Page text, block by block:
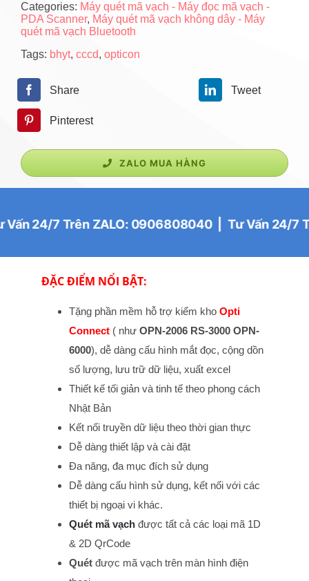
quét
mã
vạch
-
Máy
vạch
OPTICON
PX20
số
lượng
Categories: Máy quét mã vạch - Máy đọc mã vạch -
PDA Scanner, Máy quét mã vạch không dây - Máy
quét mã vạch Bluetooth
Tags: bhyt, cccd, opticon
Share Tweet
Pinterest
ZALO MUA HÀNG
Trên ZALO: 0906808040 | Tư Vấn 24/7 Trên
ĐẶC ĐIỂM NỔI BẬT:
Tặng phần mềm hỗ trợ kiểm kho Opti
Connect ( như OPN-2006 RS-3000 OPN-
6000), dễ dàng cấu hình mắt đọc, cộng dồn
số lượng, lưu trữ dữ liệu, xuất excel
Thiết kế tối giản và tinh tế theo phong cách
Nhật Bản
Kết nối truyền dữ liệu theo thời gian thực
Dễ dàng thiết lập và cài đặt
Đa năng, đa mục đích sử dụng
Dễ dàng cấu hình sử dụng, kết nối với các
thiết bị ngoại vi khác.
Quét mã vạchđược tất cả các loại mã 1D
& 2D QrCode
Quétđược mã vạch trên màn hình điện